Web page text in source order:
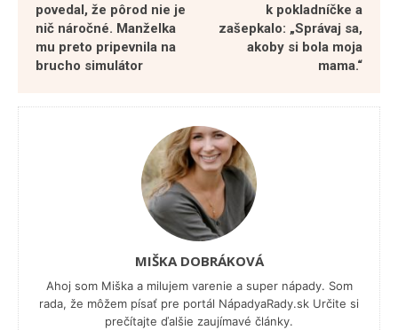
povedal, že pôrod nie je
nič náročné. Manželka
mu preto pripevnila na
brucho simulátor
k pokladníčke a
zašepkalo: „Správaj sa,
akoby si bola moja
mama.“
MIŠKA DOBRÁKOVÁ
Ahoj som Miška a milujem varenie a super nápady. Som
rada, že môžem písať pre portál NápadyaRady.sk Určite si
prečítajte ďalšie zaujímavé články.